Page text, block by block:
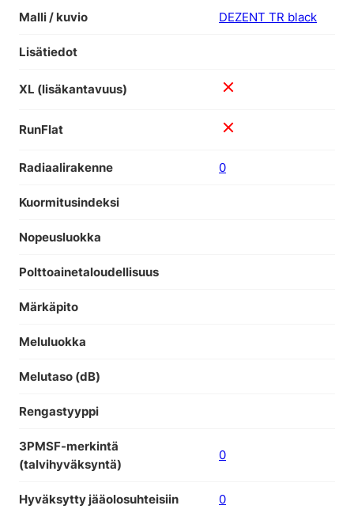
Malli / kuvio DEZENT TR black
Lisätiedot
XL (lisäkantavuus)
RunFlat
Radiaalirakenne 0
Kuormitusindeksi
Nopeusluokka
Polttoainetaloudellisuus
Märkäpito
Meluluokka
Melutaso (dB)
Rengastyyppi
3PMSF-merkintä
(talvihyväksyntä)
0
Hyväksytty jääolosuhteisiin 0